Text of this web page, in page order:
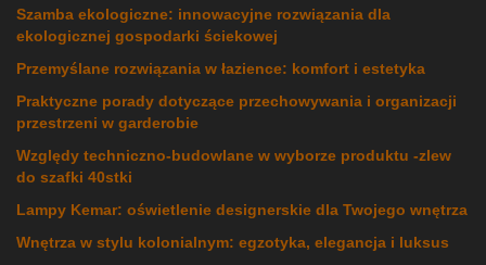
Szamba ekologiczne: innowacyjne rozwiązania dla
ekologicznej gospodarki ściekowej
Przemyślane rozwiązania w łazience: komfort i estetyka
Praktyczne porady dotyczące przechowywania i organizacji
przestrzeni w garderobie
Względy techniczno-budowlane w wyborze produktu -zlew
do szafki 40stki
Lampy Kemar: oświetlenie designerskie dla Twojego wnętrza
Wnętrza w stylu kolonialnym: egzotyka, elegancja i luksus